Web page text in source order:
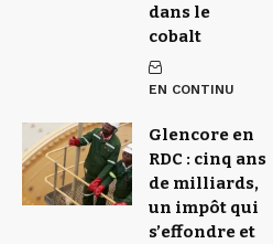
dans le
cobalt
EN CONTINU
Glencore en
RDC : cinq ans
de milliards,
un impôt qui
s’effondre et